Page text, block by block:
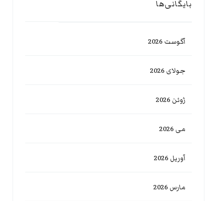
بایگانی‌ها
آگوست 2026
جولای 2026
ژوئن 2026
می 2026
آوریل 2026
مارس 2026